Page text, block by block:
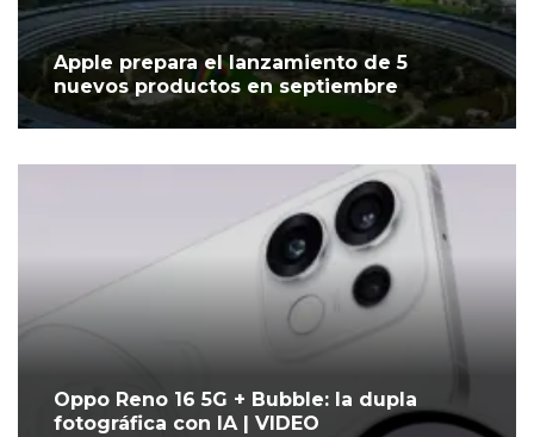
Apple prepara el lanzamiento de 5
nuevos productos en septiembre
Oppo Reno 16 5G + Bubble: la dupla
fotográfica con IA | VIDEO